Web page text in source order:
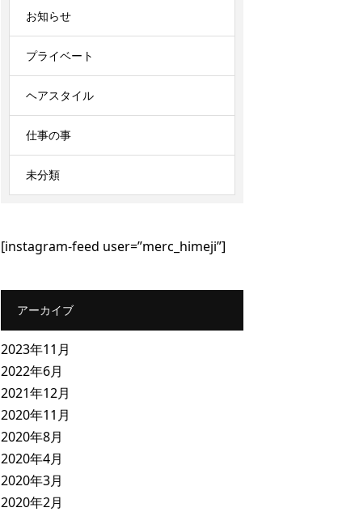
お知らせ
プライベート
ヘアスタイル
仕事の事
未分類
[instagram-feed user=”merc_himeji”]
アーカイブ
2023年11月
2022年6月
2021年12月
2020年11月
2020年8月
2020年4月
2020年3月
2020年2月